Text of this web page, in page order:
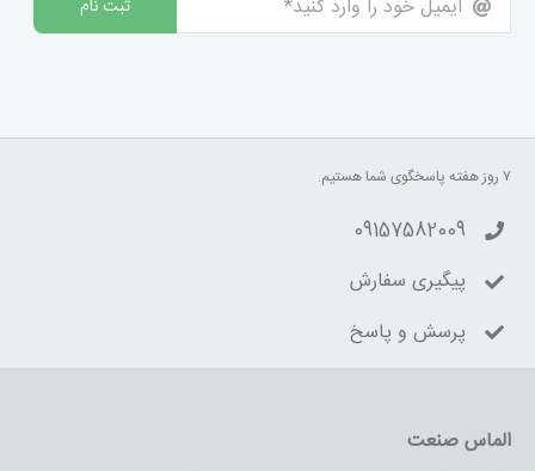
ثبت نام
۷ روز هفته پاسخگوی شما هستیم.
09157582009
پیگیری سفارش
پرسش و پاسخ
الماس صنعت